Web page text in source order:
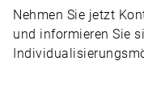
Nehmen Sie jetzt
und informieren Sie